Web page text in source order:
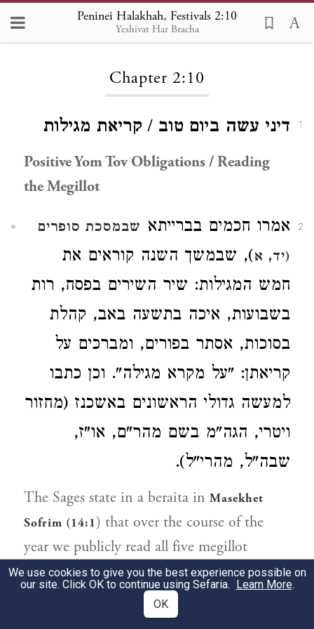
Peninei Halakhah, Festivals 2:10
Yeshivat Har Bracha
Loading...
Chapter 2:10
1 דיני עשה ביום טוב / קריאת מגילות
Positive Yom Tov Obligations / Reading
the Megillot
2 אמרו חכמים בברייתא שבמסכת סופרים
(יד, א), שבמשך השנה קוראים את
חמש המגילות: שיר השירים בפסח, רות
בשבועות, איכה בתשעה באב, קהלת
בסוכות, אסתר בפורים, ומברכים על
קריאתן: "על מקרא מגילה". וכן כתבו
למעשה גדולי הראשונים באשכנז (מחזור
ויטרי, הגה"מ בשם מהר"ם, או"ז,
שבה"ל, מהרי"ל).
The Sages state in a beraita in Masekhet
Sofrim (14:1) that over the course of the
year we publicly read all five megillot
(scrolls): Shir Ha-shirim on Pesaḥ, Rut on
Shavu’ot, Eikha on Tisha Be-Av, Kohelet
on Sukkot, and Esther on Purim. Before
We use cookies to give you the best experience possible on
our site. Click OK to continue using Sefaria. Learn More.
OK